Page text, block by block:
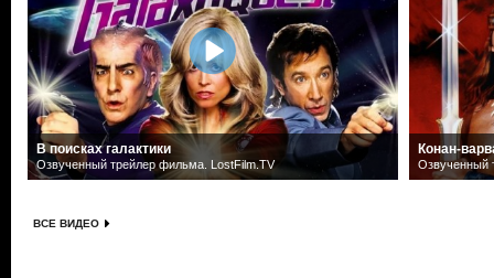
В поисках галактики
Озвученный трейлер фильма. LostFilm.TV
Конан-
Озвученный
ВСЕ ВИДЕО